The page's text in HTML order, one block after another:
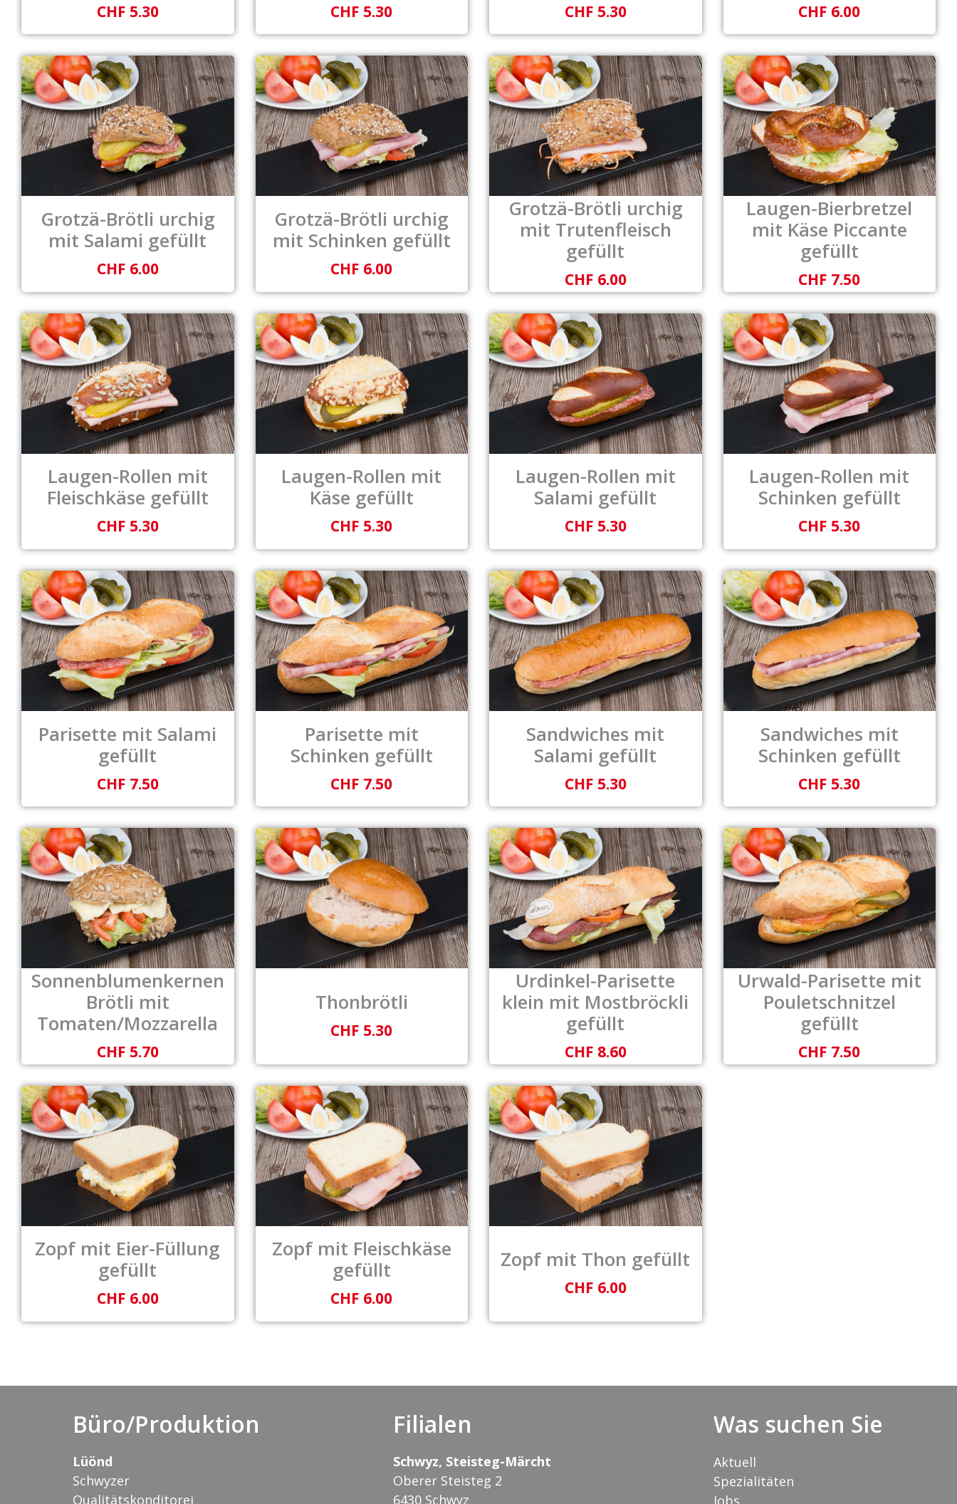
CHF 5.30 CHF 5.30 CHF 5.30 CHF 6.00
Grotzä-Brötli urchig
mit Salami gefüllt
CHF 6.00
Grotzä-Brötli urchig
mit Schinken gefüllt
CHF 6.00
Grotzä-Brötli urchig
mit Trutenfleisch
gefüllt
CHF 6.00
Laugen-Bierbretzel
mit Käse Piccante
gefüllt
CHF 7.50
Laugen-Rollen mit
Fleischkäse gefüllt
CHF 5.30
Laugen-Rollen mit
Käse gefüllt
CHF 5.30
Laugen-Rollen mit
Salami gefüllt
CHF 5.30
Laugen-Rollen mit
Schinken gefüllt
CHF 5.30
Parisette mit Salami
gefüllt
CHF 7.50
Parisette mit
Schinken gefüllt
CHF 7.50
Sandwiches mit
Salami gefüllt
CHF 5.30
Sandwiches mit
Schinken gefüllt
CHF 5.30
Sonnenblumenkernen
Brötli mit
Tomaten/Mozzarella
CHF 5.70
Thonbrötli
CHF 5.30
Urdinkel-Parisette
klein mit Mostbröckli
gefüllt
CHF 8.60
Urwald-Parisette mit
Pouletschnitzel
gefüllt
CHF 7.50
Zopf mit Eier-Füllung
gefüllt
CHF 6.00
Zopf mit Fleischkäse
gefüllt
CHF 6.00
Zopf mit Thon gefüllt
CHF 6.00
Büro/Produktion
Lüönd
Schwyzer
Qualitätskonditorei
Filialen
Schwyz, Steisteg-Märcht
Oberer Steisteg 2
6430 Schwyz
Was suchen Sie
Aktuell
Spezialitäten
Jobs